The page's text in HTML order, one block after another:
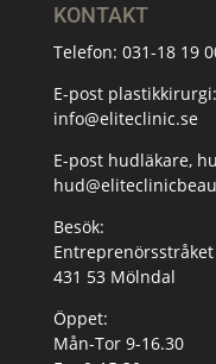
KONTAKT
Telefon: 031-18 19
E-post plastikkirurgi:
info@eliteclinic.se
E-post hudläkare,
Besök:
Entreprenörsstråket
431 53 Mölndal
Öppet:
Mån-Tor 9-16.30